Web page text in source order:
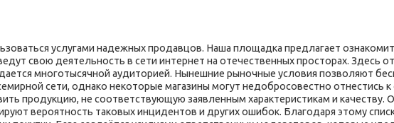
услугами надежных продавцов. Наша площадка предлагает
свою деятельность в сети интернет на отечественных просторах. Здесь
многотысячной аудиторией. Нынешние рыночные условия позволяют
сети, однако некоторые магазины могут недобросовестно отнестись к
продукцию, не соответствующую заявленным характеристикам и качеству.
вероятность таковых инцидентов и других ошибок. Благодаря этому